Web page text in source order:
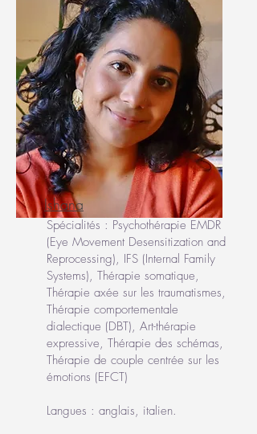
Ishana
Spécialités : Psychothérapie EMDR
(Eye Movement Desensitization and
Reprocessing), IFS (Internal Family
Systems), Thérapie somatique,
Thérapie axée sur les traumatismes,
Thérapie comportementale
dialectique (DBT), Art-thérapie
expressive, Thérapie des schémas,
Thérapie de couple centrée sur les
émotions (EFCT)
Langues : anglais, italien.